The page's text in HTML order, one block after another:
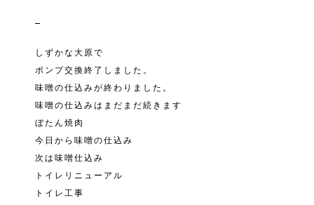
しずかな大原で
ポンプ交換終了しました。
味噌の仕込みが終わりました。
味噌の仕込みはまだまだ続きます
ぼたん焼肉
今日から味噌の仕込み
次は味噌仕込み
トイレリニューアル
トイレ工事